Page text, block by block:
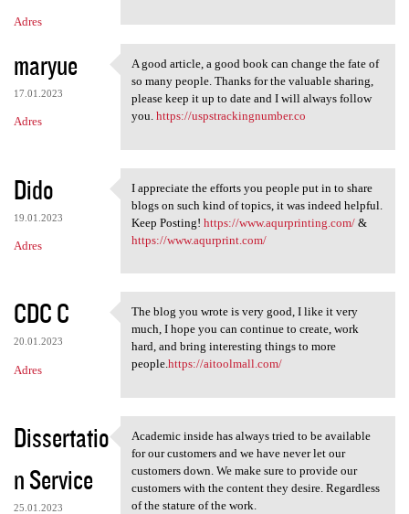
Adres
maryue
17.01.2023
Adres
A good article, a good book
A good article, a good book can change the fate of
so many people. Thanks for the valuable sharing,
please keep it up to date and I will always follow
you. https://uspstrackingnumber.co
Dido
19.01.2023
Adres
I appreciate the efforts you
I appreciate the efforts you people put in to share
blogs on such kind of topics, it was indeed helpful.
Keep Posting! https://www.aqurprinting.com/&
https://www.aqurprint.com/
CDC C
20.01.2023
Adres
The blog you wrote is very
The blog you wrote is very good, I like it very
much, I hope you can continue to create, work
hard, and bring interesting things to more
people.https://aitoolmall.com/
Dissertatio
n Service
25.01.2023
Academic inside has always
Academic inside has always tried to be available
for our customers and we have never let our
customers down. We make sure to provide our
customers with the content they desire. Regardless
of the stature of the work.